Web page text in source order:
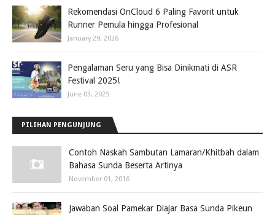
Rekomendasi OnCloud 6 Paling Favorit untuk
Runner Pemula hingga Profesional
January 29, 2026
Pengalaman Seru yang Bisa Dinikmati di ASR
Festival 2025!
June 03, 2025
PILIHAN PENGUNJUNG
Contoh Naskah Sambutan Lamaran/Khitbah dalam
Bahasa Sunda Beserta Artinya
November 01, 2016
Jawaban Soal Pamekar Diajar Basa Sunda Pikeun